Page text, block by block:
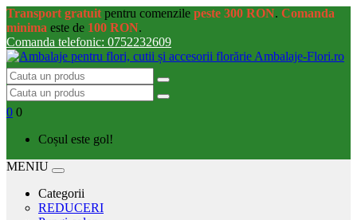
Transport gratuit pentru comenzile peste 300 RON. Comanda
minima este de 100 RON.
Comanda telefonic: 0752232609
0 0
Coșul este gol!
MENIU
Categorii
REDUCERI